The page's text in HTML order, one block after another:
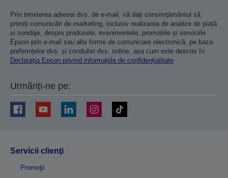
Prin trimiterea adresei dvs. de e-mail, vă dați consimțământul să
primiți comunicări de marketing, inclusiv realizarea de analize de piață
și sondaje, despre produsele, evenimentele, promoțiile și serviciile
Epson prin e-mail sau alte forme de comunicare electronică, pe baza
preferințelor dvs. și conduitei dvs. online, așa cum este descris în
Declarația Epson privind informațiile de confidențialitate
Urmăriți-ne pe:
Servicii clienţi
Promoţii